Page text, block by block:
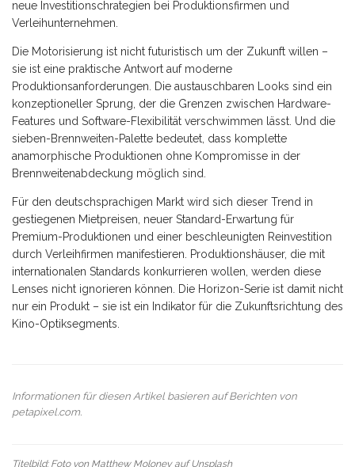
neue Investitionschrategien bei Produktionsfirmen und
Verleihunternehmen.
Die Motorisierung ist nicht futuristisch um der Zukunft willen –
sie ist eine praktische Antwort auf moderne
Produktionsanforderungen. Die austauschbaren Looks sind ein
konzeptioneller Sprung, der die Grenzen zwischen Hardware-
Features und Software-Flexibilität verschwimmen lässt. Und die
sieben-Brennweiten-Palette bedeutet, dass komplette
anamorphische Produktionen ohne Kompromisse in der
Brennweitenabdeckung möglich sind.
Für den deutschsprachigen Markt wird sich dieser Trend in
gestiegenen Mietpreisen, neuer Standard-Erwartung für
Premium-Produktionen und einer beschleunigten Reinvestition
durch Verleihfirmen manifestieren. Produktionshäuser, die mit
internationalen Standards konkurrieren wollen, werden diese
Lenses nicht ignorieren können. Die Horizon-Serie ist damit nicht
nur ein Produkt – sie ist ein Indikator für die Zukunftsrichtung des
Kino-Optiksegments.
Informationen für diesen Artikel basieren auf Berichten von
petapixel.com.
Titelbild: Foto von Matthew MoloneyaufUnsplash